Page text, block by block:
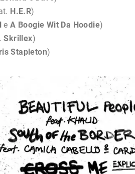
H.E.R)
eA Boogie Wit Da Hoodie)
Skrillex)
Stapleton)